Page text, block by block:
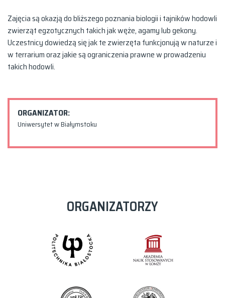
Zajęcia są okazją do bliższego poznania biologii i tajników hodowli
zwierząt egzotycznych takich jak węże, agamy lub gekony.
Uczestnicy dowiedzą się jak te zwierzęta funkcjonują w naturze i
w terrarium oraz jakie są ograniczenia prawne w prowadzeniu
takich hodowli.
ORGANIZATOR:
Uniwersytet w Białymstoku
ORGANIZATORZY